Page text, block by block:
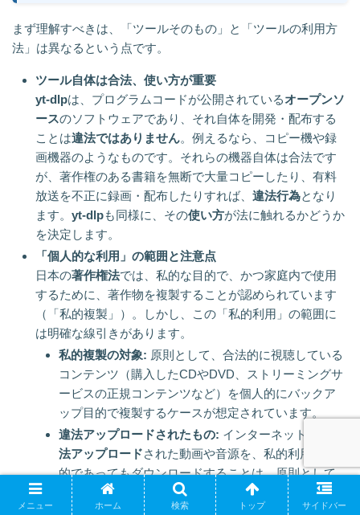
まず理解すべきは、「ツールそのもの」と「ツールの利用方
法」は異なるという点です。
ツール自体は合法、使い方が重要
yt-dlpは、プログラムコードが公開されているオープンソ
ースのソフトウェアであり、それ自体を開発・配布する
ことは違法ではありません。例えるなら、コピー機や録
画機器のようなものです。それらの機器自体は合法です
が、著作権のある書籍を無断で大量コピーしたり、有料
放送を不正に録画・配布したりすれば、 違法行為となり
ます。 yt-dlpも同様に、その使い方が法に触れるかどうか
を決定します。
「個人的な利用」の範囲と注意点
日本の著作権法では、私的な目的で、かつ家庭内で使用
するために、著作物を複製することが認められています
（「私的複製」）。しかし、この「私的利用」の範囲に
は明確な線引きがあります。
私的複製の対象: 原則として、合法的に視聴している
コンテンツ（購入したCDやDVD、ストリーミングサ
ービスの正規コンテンツなど）を個人的にバックア
ップ目的で複製するケースが想定されています。
違法アップロードされたもの: インターネット上に
法アップロードされた動画や音源を、私的利用の目
的であってもダウンロードすることは、原則として
違法行為です。これは、著作者の利益を不当に害す
る行為と見なされるためです。
メニュー ホーム 検索 トップ サイドバー